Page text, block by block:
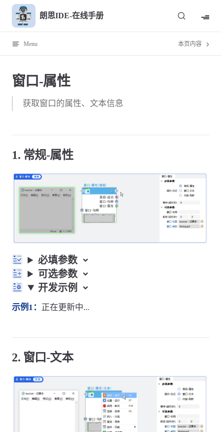
Skip to content朗思IDE-在线手册
Menu 本页内容
窗口-属性
获取窗口的属性、文本信息
1. 常规-属性
必填参数
可选参数
开发示例
示例1： 正在更新中...
2. 窗口-文本